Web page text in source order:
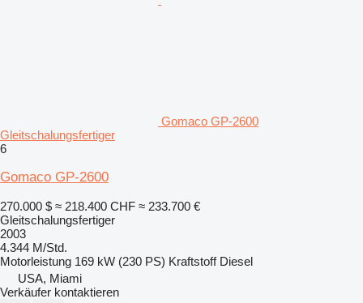
Gomaco GP-2600
Gleitschalungsfertiger
6
Gomaco GP-2600
270.000 $ ≈ 218.400 CHF ≈ 233.700 €
Gleitschalungsfertiger
2003
4.344 M/Std.
Motorleistung 169 kW (230 PS) Kraftstoff Diesel
USA, Miami
Verkäufer kontaktieren